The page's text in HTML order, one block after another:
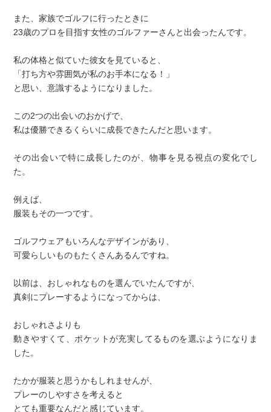
また、家族でゴルフに行ったときに
23歳のプロを目指す女性のゴルファーさんと出会ったんです。
私の体格と似ていた彼女を見ていると、
「打ち方や雰囲気が私のお手本になる！」
と思い、意識するようになりました。
この2つの出会いのおかげで、
私は優勝できるくらいに成長できたんだと思います。
その出会いで特に成長したのが、物事を見る視点の変化でし
た。
例えば、
服装もその一つです。
ゴルフウェアもいろんなデザインがあり、
可愛らしいものもたくさんあるんですね。
以前は、おしゃれなものを選んでいたんですが、
真剣にプレーするようになってからは、
おしゃれさよりも
動きやすくて、ポケットが充実してるものを選ぶようになりま
した。
たかが服装と思うかもしれませんが、
プレーのしやすさを考えると
とても重要なんだと感じています。